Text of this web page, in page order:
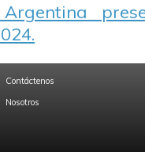
Contáctenos
Nosotros